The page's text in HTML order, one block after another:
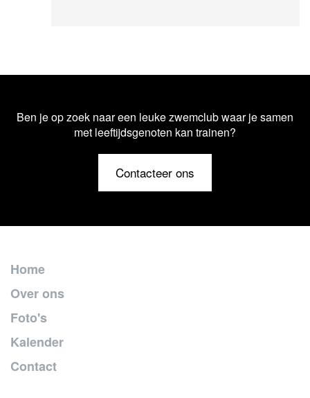
Ben je op zoek naar een leuke zwemclub waar je samen
met leeftijdsgenoten kan trainen?
Contacteer ons
Home
Over ons
Foto's
Kalender
Contact